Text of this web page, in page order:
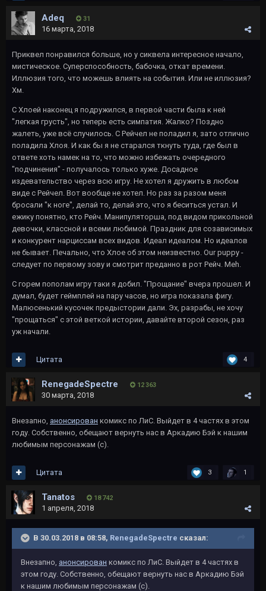
Adeq 31
16 марта, 2018
Приквел понравился больше, но у сиквела интересное начало,
мистическое. Суперспособность, бабочка, откат времени.
Иллюзия того, что можешь влиять на события. Или не иллюзия?
Хм.
С Хлоей наконец я подружился, в первой части была к ней
"легкая грусть", но теперь есть симпатия. Жалко? Поздно
жалеть, уже всё случилось. С Рейчел не поладил я, зато отлично
поладила Хлоя. И как бы я не старался ткнуть туда, где был в
ответе хоть намек на то, что можно избежать очередного
"подчинения" - получалось только хуже. Досадное
издевательство через всю игру. Не хотел я дружить в любом
виде с Рейчел. Вот вообще не хотел. Но раз за разом меня
бросали "к ноге", делай то, делай это, что я беситься устал. И
ежику понятно, кто Рейч. Манипуляторша, под видом прикольной
девочки, классной и всеми любимой. Праздник для созависимых
и конкурент нарциссам всех видов. Идеал идеалом. Но идеалов
не бывает. Печально, что Хлое об этом неизвестно. Our puppy -
следует по первому зову и смотрит преданно в рот Рейч. Meh.
С горем пополам игру таки я добил. "Прощание" вчера прошел. И
думал, будет геймплей на пару часов, но игра показала фигу.
Малюсенький кусочек предыстории дали. Эх, разрабы, не хочу
"прощаться" с этой веткой истории, давайте второй сезон, раз
уж начали.
4
Цитата
RenegadeSpectre 12 363
30 марта, 2018
Внезапно, анонсирован комикс по ЛиС. Выйдет в 4 частях в этом
году. Собственно, обещают вернуть нас в Аркадию Бэй к нашим
любимым персонажам (с).
3 1
Цитата
Tanatos 18 742
1 апреля, 2018
В 30.03.2018 в 08:58, RenegadeSpectre сказал:
Внезапно, анонсирован комикс по ЛиС. Выйдет в 4 частях в
этом году. Собственно, обещают вернуть нас в Аркадию Бэй
к нашим любимым персонажам (с).